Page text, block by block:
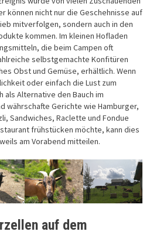
können nicht nur die Geschehnisse auf
mitverfolgen, sondern auch in den
kommen. Im kleinen Hofladen
die beim Campen oft
selbstgemachte Konfitüren
Obst und Gemüse, erhältlich. Wenn
oder einfach die Lust zum
als Alternative den Bauch im
währschafte Gerichte wie Hamburger,
Sandwiches, Raclette und Fondue
frühstücken möchte, kann dies
am Vorabend mitteilen.
auf dem